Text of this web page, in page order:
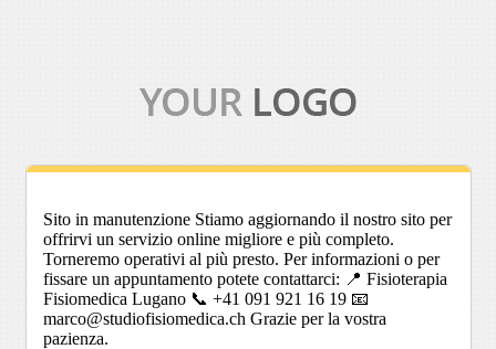
Sito in manutenzione Stiamo aggiornando il nostro sito per
offrirvi un servizio online migliore e più completo.
Torneremo operativi al più presto. Per informazioni o per
fissare un appuntamento potete contattarci: 📍 Fisioterapia
Fisiomedica Lugano 📞 +41 091 921 16 19 📧
marco@studiofisiomedica.ch Grazie per la vostra
pazienza.